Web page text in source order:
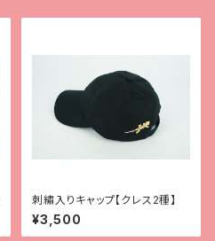
刺繡入りキャップ【クレス2種】
¥3,500